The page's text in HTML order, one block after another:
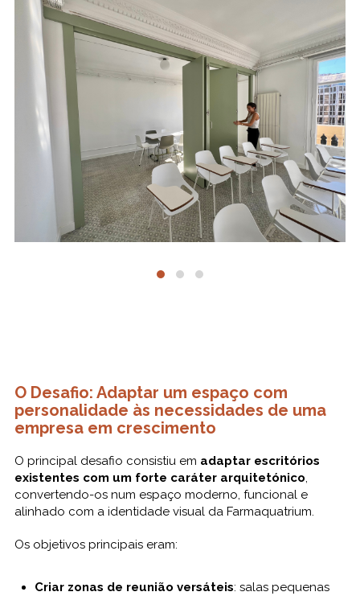
O Desafio: Adaptar um espaço com
personalidade às necessidades de uma
empresa em crescimento
O principal desafio consistiu em adaptar escritórios
existentes com um forte caráter arquitetónico,
convertendo-os num espaço moderno, funcional e
alinhado com a identidade visual da Farmaquatrium.
Os objetivos principais eram:
Criar zonas de reunião versáteis: salas pequenas